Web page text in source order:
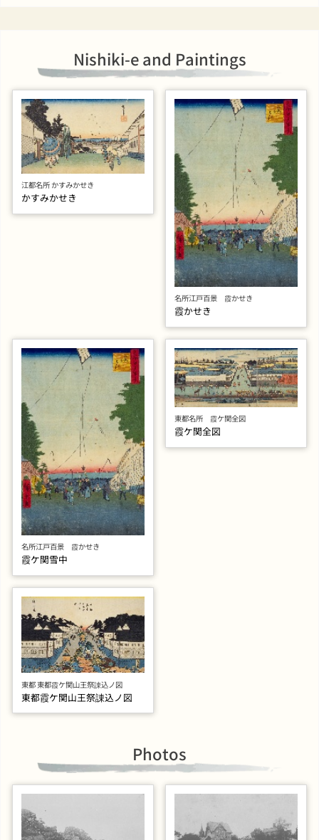
Nishiki-e and Paintings
江都名所 かすみかせき
かすみかせき
名所江戸百景 霞かせき
霞かせき
名所江戸百景 霞かせき
霞ケ関雪中
東都名所 霞ケ関全図
霞ケ関全図
東都 東都霞ケ関山王祭諌込ノ図
東都霞ケ関山王祭諌込ノ図
Photos